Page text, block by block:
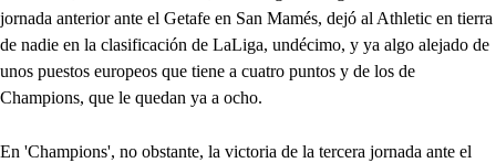
jornada anterior ante el Getafe en San Mamés, dejó al Athletic en tierra
de nadie en la clasificación de LaLiga, undécimo, y ya algo alejado de
unos puestos europeos que tiene a cuatro puntos y de los de
Champions, que le quedan ya a ocho.
En 'Champions', no obstante, la victoria de la tercera jornada ante el